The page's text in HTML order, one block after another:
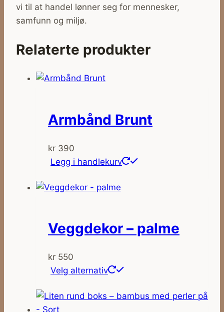
vi til at handel lønner seg for mennesker,
samfunn og miljø.
Relaterte produkter
Armbånd Brunt
kr 390
Legg i handlekurv
Veggdekor – palme
kr 550
Velg alternativ
har